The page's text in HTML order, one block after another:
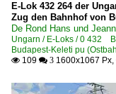
E-Lok 432 264 der
Zug den Bahnhof von
De Rond Hans und
Ungarn / E-Loks / 0 432
Budapest-Keleti pu
 109  3 1600x1067